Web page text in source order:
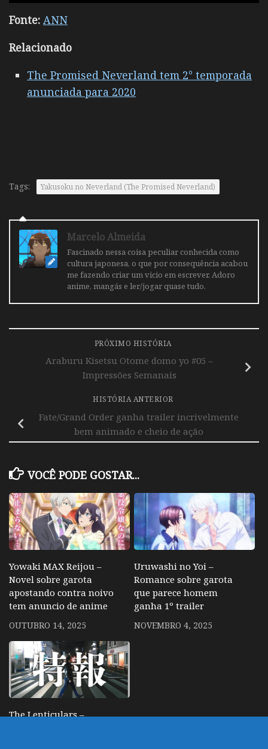
Fonte: ANN
Relacionado
The Promised Neverland tem 2° temporada
anunciada para 2020
Tags: Yakusoku no Neverland (The Promised Neverland)
Marcelo Almeida
Fascinado nessa coisa peculiar conhecida como
cultura japonesa, o que por consequência acabou
me fazendo criar um vicio em escrever. Adoro
anime, mangás e ler/jogar quase tudo.
PRÓXIMO HISTÓRIA
Araburu Kisetsu Otome domo yo #05 –
Impressões Semanais
HISTÓRIA ANTERIOR
Fate/Grand Order ganha trailer incrivelmente
bem animado e cheio de ação
VOCÊ PODE GOSTAR...
Yowaki MAX Reijou –
Novel sobre garota
apostando contra noivo
tem anuncio de anime
OUTUBRO 14, 2025
Uruwashi no Yoi –
Romance sobre garota
que parece homem
ganha 1º trailer
NOVEMBRO 4, 2025
The Lenticulars –